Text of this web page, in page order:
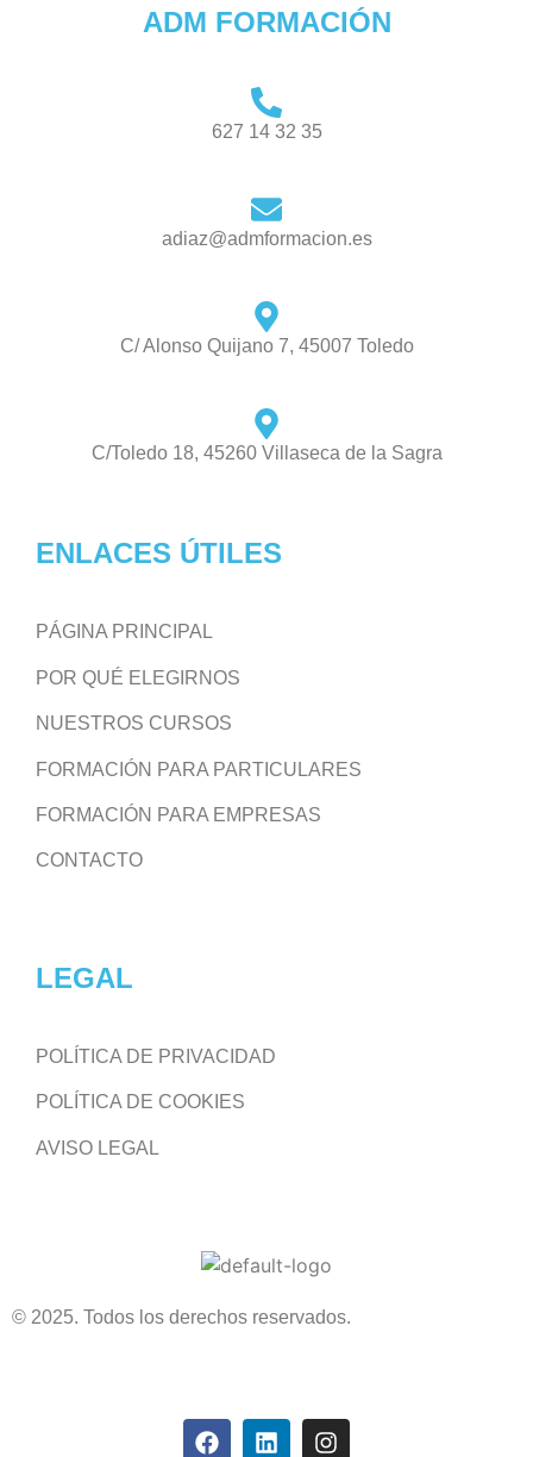
ADM FORMACIÓN
627 14 32 35
adiaz@admformacion.es
C/ Alonso Quijano 7, 45007 Toledo
C/Toledo 18, 45260 Villaseca de la Sagra
ENLACES ÚTILES
PÁGINA PRINCIPAL
POR QUÉ ELEGIRNOS
NUESTROS CURSOS
FORMACIÓN PARA PARTICULARES
FORMACIÓN PARA EMPRESAS
CONTACTO
LEGAL
POLÍTICA DE PRIVACIDAD
POLÍTICA DE COOKIES
AVISO LEGAL
© 2025. Todos los derechos reservados.